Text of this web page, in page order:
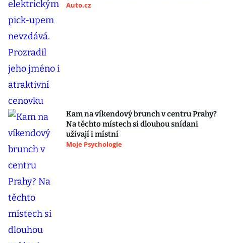
Auto.cz
Kam na víkendový brunch v centru Prahy?
Na těchto místech si dlouhou snídani
užívají i místní
Moje Psychologie